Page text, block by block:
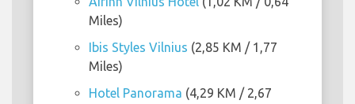
Miles)
Ibis Styles Vilnius (2,85 KM / 1,77
Miles)
Hotel Panorama (4,29 KM / 2,67